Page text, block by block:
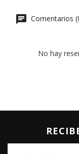
Comentarios
No hay